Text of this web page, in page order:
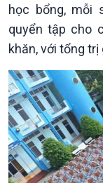
Quốc hội với cử tri
Xây dựng đảng
Đảng trong cuộc
Nhận diện sự thật
Pháp luật và đời
học bổng, mỗi
quyển tập cho
khăn, với tổng